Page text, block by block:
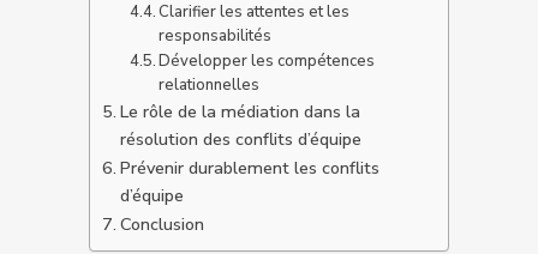
Clarifier les attentes et les
responsabilités
Développer les compétences
relationnelles
Le rôle de la médiation dans la
résolution des conflits d’équipe
Prévenir durablement les conflits
d’équipe
Conclusion